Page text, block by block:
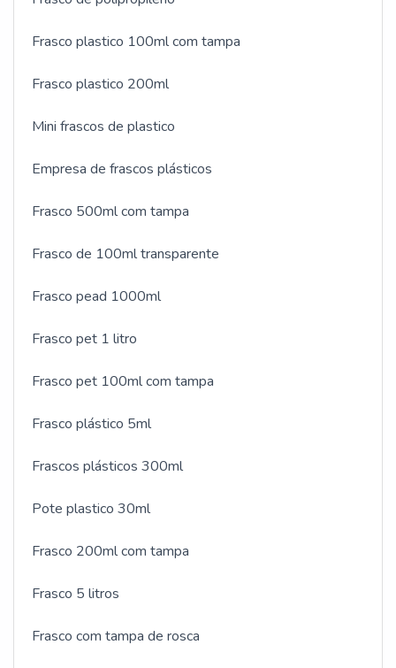
Frasco plastico 100ml com tampa
Frasco plastico 200ml
Mini frascos de plastico
Empresa de frascos plásticos
Frasco 500ml com tampa
Frasco de 100ml transparente
Frasco pead 1000ml
Frasco pet 1 litro
Frasco pet 100ml com tampa
Frasco plástico 5ml
Frascos plásticos 300ml
Pote plastico 30ml
Frasco 200ml com tampa
Frasco 5 litros
Frasco com tampa de rosca